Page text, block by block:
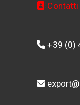
Contatti
+39 (0)